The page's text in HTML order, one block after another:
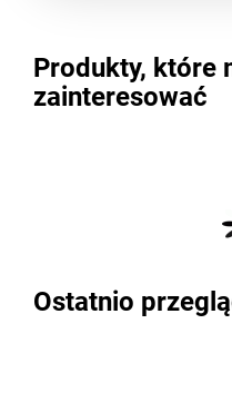
Produkty, które
zainteresować
Ostatnio